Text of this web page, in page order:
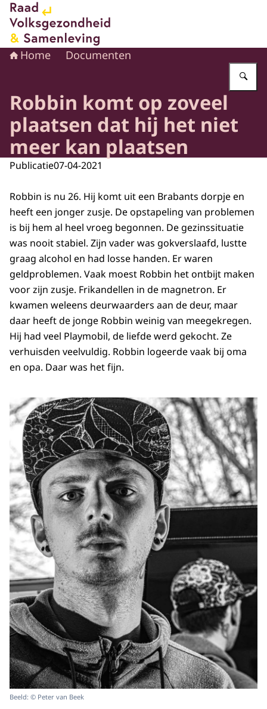
Naar de homepage van Raad voor Volksgezondheid en
Home Documenten
Robbin komt op zoveel
plaatsen dat hij het niet
meer kan plaatsen
Publicatie07-04-2021
Robbin is nu 26. Hij komt uit een Brabants dorpje en
heeft een jonger zusje. De opstapeling van problemen
is bij hem al heel vroeg begonnen. De gezinssituatie
was nooit stabiel. Zijn vader was gokverslaafd, lustte
graag alcohol en had losse handen. Er waren
geldproblemen. Vaak moest Robbin het ontbijt maken
voor zijn zusje. Frikandellen in de magnetron. Er
kwamen weleens deurwaarders aan de deur, maar
daar heeft de jonge Robbin weinig van meegekregen.
Hij had veel Playmobil, de liefde werd gekocht. Ze
verhuisden veelvuldig. Robbin logeerde vaak bij oma
en opa. Daar was het fijn.
Beeld: © Peter van Beek